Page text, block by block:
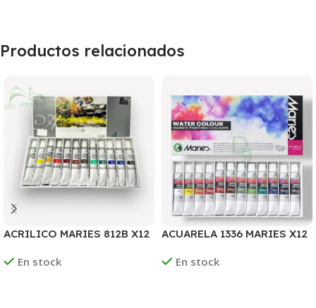
Productos relacionados
ACRILICO MARIES 812B X12
En stock
ACUARELA 1336 MARIES X12
En stock